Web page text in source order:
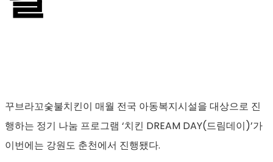
꾸브라꼬숯불치킨이 매월 전국 아동복지시설을 대상으로 진
행하는 정기 나눔 프로그램 ‘치킨 DREAM DAY(드림데이)’가
이번에는 강원도 춘천에서 진행됐다.